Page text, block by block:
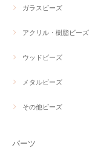
ガラスビーズ
アクリル・樹脂ビーズ
ウッドビーズ
メタルビーズ
その他ビーズ
パーツ